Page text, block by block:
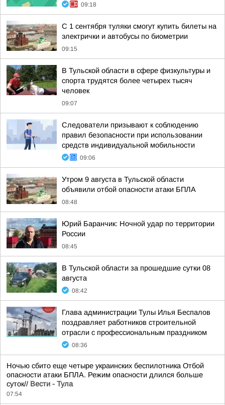
09:18
С 1 сентября туляки смогут купить билеты на
электрички и автобусы по биометрии
09:15
В Тульской области в сфере физкультуры и
спорта трудятся более четырех тысяч
человек
09:07
Следователи призывают к соблюдению
правил безопасности при использовании
средств индивидуальной мобильности
09:06
Утром 9 августа в Тульской области
объявили отбой опасности атаки БПЛА
08:48
Юрий Баранчик: Ночной удар по территории
России
08:45
В Тульской области за прошедшие сутки 08
августа
08:42
Глава администрации Тулы Илья Беспалов
поздравляет работников строительной
отрасли с профессиональным праздником
08:36
Ночью сбито еще четыре украинских беспилотника Отбой
опасности атаки БПЛА. Режим опасности длился больше
суток// Вести - Тула
07:54